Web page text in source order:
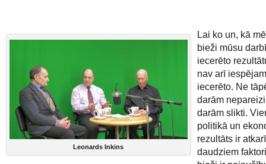
Leonards Inkins
Lai ko un, kā
bieži mūsu
iecerēto
nav arī
iecerēto. Ne
darām
darām slikti.
politikā un
rezultāts ir
daudziem